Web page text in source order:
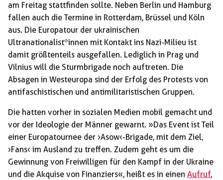
am Freitag stattfinden sollte. Neben Berlin und Hamburg
fallen auch die Termine in Rotterdam, Brüssel und Köln
aus. Die Europatour der ukrainischen
Ultranationalist*innen mit Kontakt ins Nazi-Milieu ist
damit größtenteils ausgefallen. Lediglich in Prag und
Vilnius will die Sturmbrigade noch auftreten. Die
Absagen in Westeuropa sind der Erfolg des Protests von
antifaschistischen und antimilitaristischen Gruppen.
Die hatten vorher in sozialen Medien mobil gemacht und
vor der Ideologie der Männer gewarnt. »Das Event ist Teil
einer Europatournee der ›Asow‹-Brigade, mit dem Ziel,
›Fans‹ im Ausland zu treffen. Zudem geht es um die
Gewinnung von Freiwilligen für den Kampf in der Ukraine
und die Akquise von Finanziers«, heißt es in einen Aufruf,